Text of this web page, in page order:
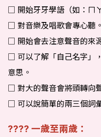
□ 開始牙牙學語（如：ㄇ
□ 對音樂及唱歌會專心聽。
□ 開始會去注意聲音的來
□ 可以了解「自己名字」
意思。
□ 對大的聲音會將頭轉向
□ 可以說簡單的兩三個詞
???? 一歲至兩歲：